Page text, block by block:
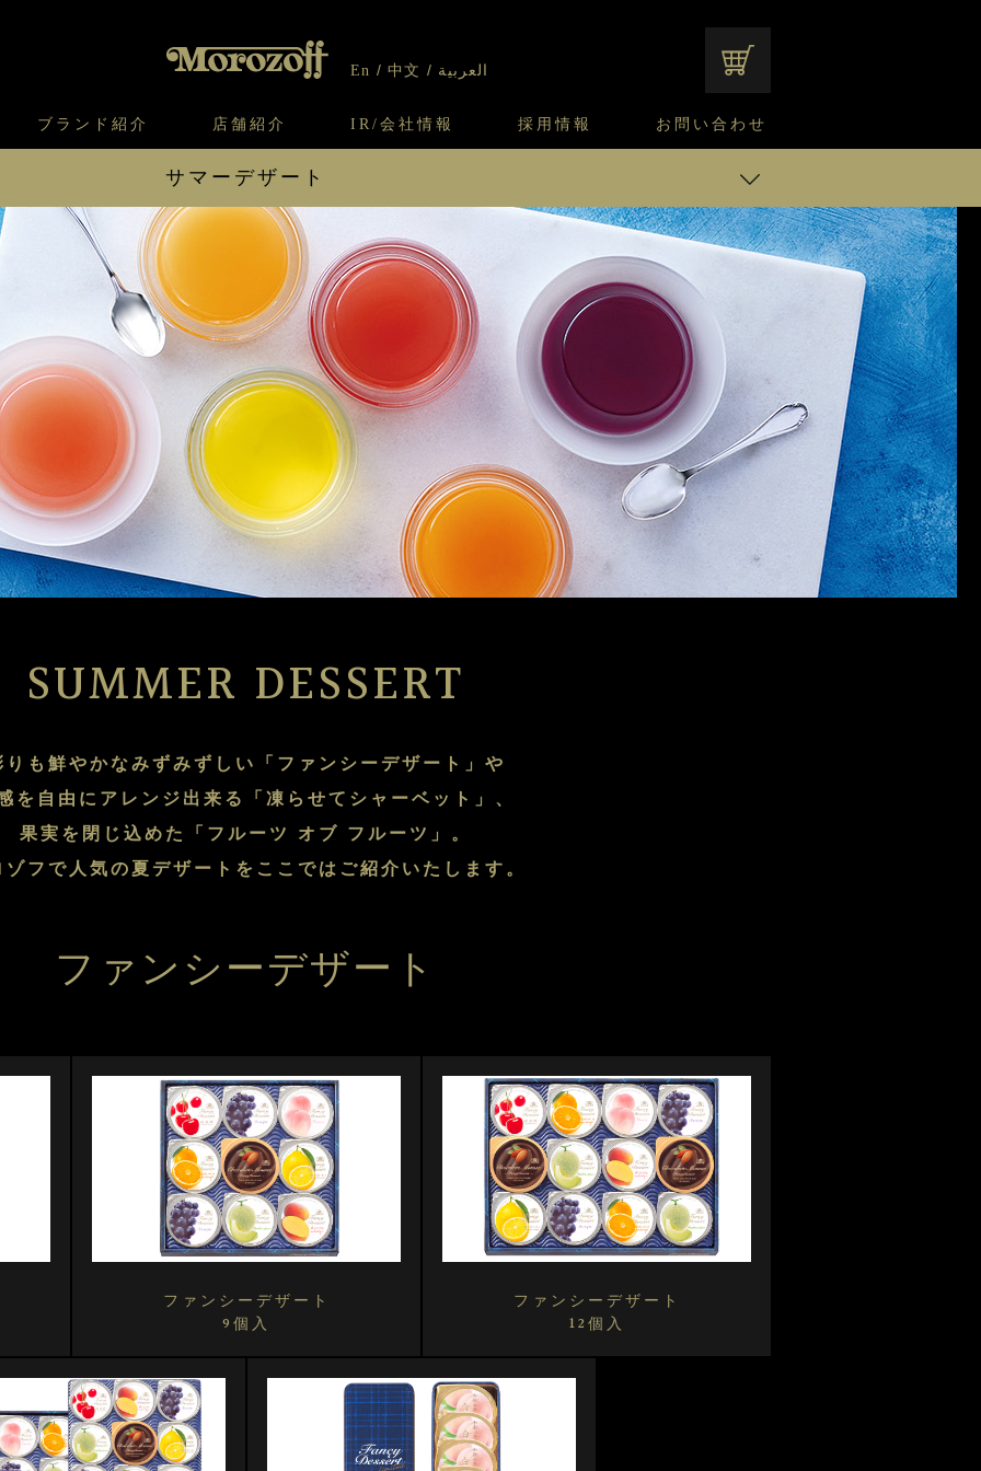
En 中文 العربية
ケーキ
クッキー
焼き菓子
北海道スイーツ工場
通信販売のご案内
チーズケーキのこだわり
焼き菓子のこだわり
モロゾフのご当地の焼き菓子
ブランド紹介
ガレット・ネージュ
ガレット オ ブール
みみずく洋菓子店
モロゾフ エクラ
窯だしチーズケーキ
店舗紹介 IR/会社情報 採用情報
契約社員・アルバイト採用
お問い合わせ
オンラインショップについてのお問い合わ
サマーデザート
ファンシーデザート 9個入
ファンシーデザート 12個入
ファンシーデザート （和歌山県産白鳳）
フルーツ オブ フルーツ 5個入
フルーツ オブ フルーツ 13個入
凍らせてシャーベット 4個入
凍らせてシャーベット 8個入
凍らせてシャーベット 12個入
商品紹介に戻る
SUMMER DESSERT
りも鮮やかなみずみずしい「ファンシーデザート」や
を自由にアレンジ出来る「凍らせてシャーベット」、
果実を閉じ込めた「フルーツ オブ フルーツ」。
フで人気の夏デザートをここではご紹介いたします。
ファンシーデザート
ファンシーデザート
9個入
ファンシーデザート
12個入